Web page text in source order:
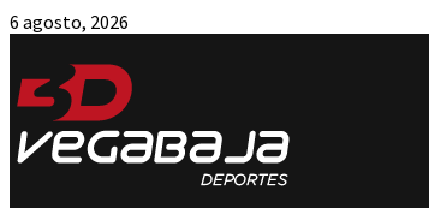
6 agosto, 2026